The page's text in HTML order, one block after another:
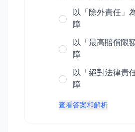
以「除外責任」
障
以「最高賠償限
障
以「絕對法律責
障
查看答案和解析